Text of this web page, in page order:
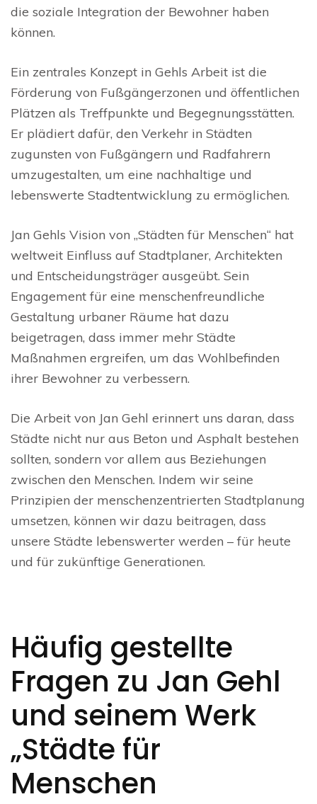
die soziale Integration der Bewohner haben
können.
Ein zentrales Konzept in Gehls Arbeit ist die
Förderung von Fußgängerzonen und öffentlichen
Plätzen als Treffpunkte und Begegnungsstätten.
Er plädiert dafür, den Verkehr in Städten
zugunsten von Fußgängern und Radfahrern
umzugestalten, um eine nachhaltige und
lebenswerte Stadtentwicklung zu ermöglichen.
Jan Gehls Vision von „Städten für Menschen“ hat
weltweit Einfluss auf Stadtplaner, Architekten
und Entscheidungsträger ausgeübt. Sein
Engagement für eine menschenfreundliche
Gestaltung urbaner Räume hat dazu
beigetragen, dass immer mehr Städte
Maßnahmen ergreifen, um das Wohlbefinden
ihrer Bewohner zu verbessern.
Die Arbeit von Jan Gehl erinnert uns daran, dass
Städte nicht nur aus Beton und Asphalt bestehen
sollten, sondern vor allem aus Beziehungen
zwischen den Menschen. Indem wir seine
Prinzipien der menschenzentrierten Stadtplanung
umsetzen, können wir dazu beitragen, dass
unsere Städte lebenswerter werden – für heute
und für zukünftige Generationen.
Häufig gestellte
Fragen zu Jan Gehl
und seinem Werk
„Städte für
Menschen